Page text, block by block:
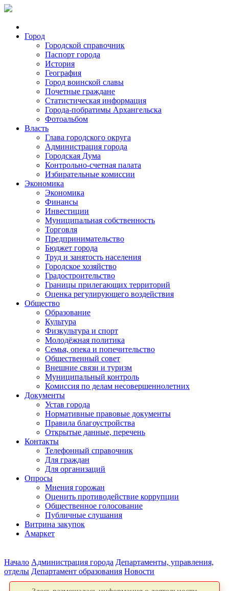
Город
Городской справочник
Паспорт города
История
География
Город воинской славы
Почетные граждане
Статистическая информация
Города-побратимы Архангельска
Фотоальбом
Власть
Глава городского округа
Администрация города
Городская Дума
Контрольно-счетная палата
Избирательные комиссии
Экономика
Экономика
Финансы
Инвестиции
Муниципальная собственность
Торговля
Предпринимательство
Бюджет города
Труд и занятость населения
Городское хозяйство
Градостроительство
Границы прилегающих территорий
Оценка регулирующего воздействия
Общество
Образование
Культура
Физкультура и спорт
Молодёжная политика
Семья, опека и попечительство
Общественный совет
Внешние связи и туризм
Муниципальный контроль
Комиссия по делам несовершеннолетних
Документы
Устав города
Нормативные правовые документы
Правила благоустройства
Открытые данные, перечень
Контакты
Телефонный справочник
Для граждан
Для организаций
Опросы
Мнения горожан
Оценить противодействие коррупции
Общественное голосование
Публичные слушания
Витрина закупок
Амаркет
Начало Администрация города Департаменты, управления,
отделы Департамент образования Новости